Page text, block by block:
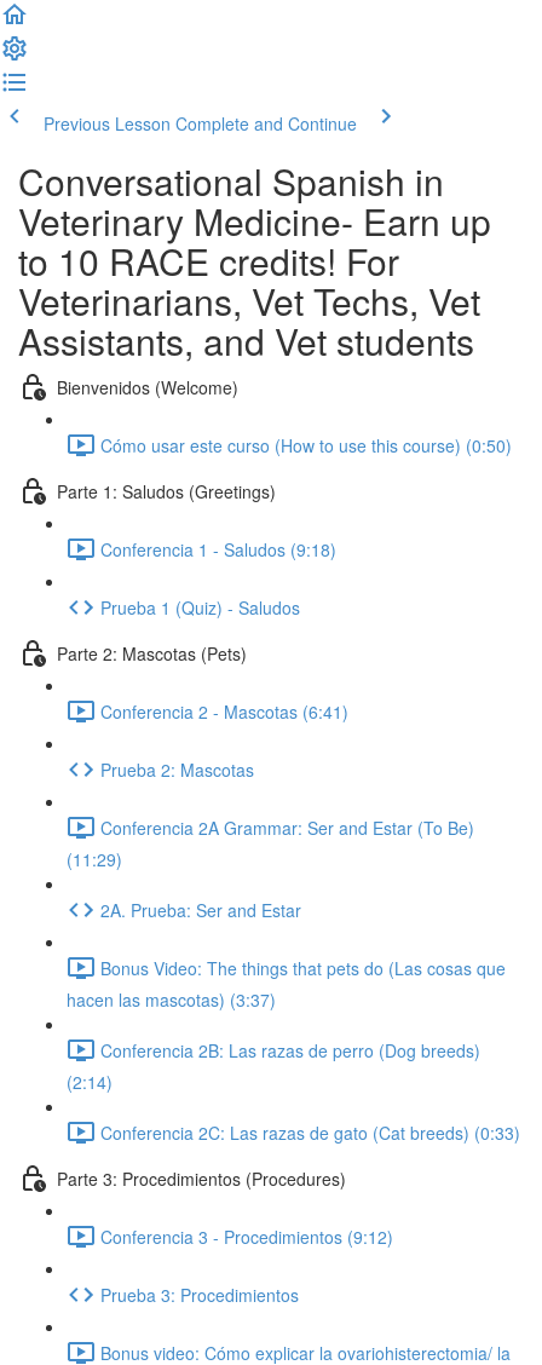
Previous Lesson Complete and Continue
Conversational Spanish in
Veterinary Medicine- Earn up
to 10 RACE credits! For
Veterinarians, Vet Techs, Vet
Assistants, and Vet students
Bienvenidos (Welcome)
Cómo usar este curso (How to use this course) (0:50)
Parte 1: Saludos (Greetings)
Conferencia 1 - Saludos (9:18)
Prueba 1 (Quiz) - Saludos
Parte 2: Mascotas (Pets)
Conferencia 2 - Mascotas (6:41)
Prueba 2: Mascotas
Conferencia 2A Grammar: Ser and Estar (To Be)
(11:29)
2A. Prueba: Ser and Estar
Bonus Video: The things that pets do (Las cosas que
hacen las mascotas) (3:37)
Conferencia 2B: Las razas de perro (Dog breeds)
(2:14)
Conferencia 2C: Las razas de gato (Cat breeds) (0:33)
Parte 3: Procedimientos (Procedures)
Conferencia 3 - Procedimientos (9:12)
Prueba 3: Procedimientos
Bonus video: Cómo explicar la ovariohisterectomia/ la